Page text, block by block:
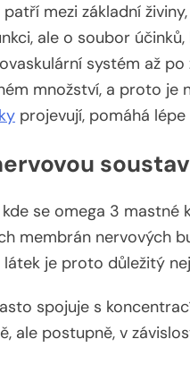
mezi základní
ale o soubor
systém až
množství, a proto je
projevují, pomáhá
se omega 3
membrán nervových
je proto důležitý
spojuje s
ale postupně, v